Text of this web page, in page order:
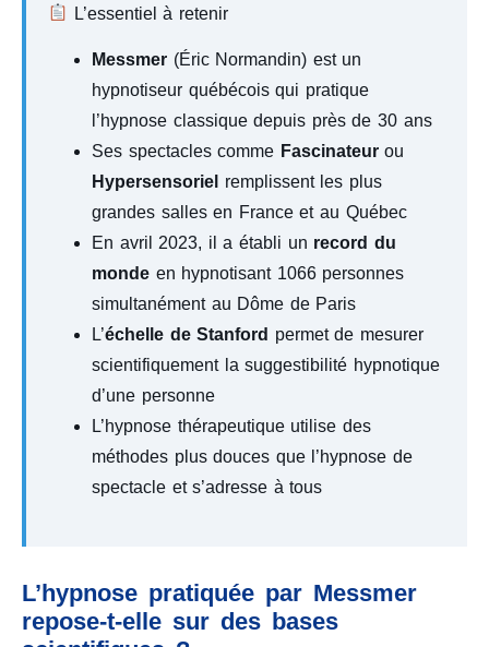
L’essentiel à retenir
Messmer (Éric Normandin) est un
hypnotiseur québécois qui pratique
l’hypnose classique depuis près de 30 ans
Ses spectacles comme Fascinateurou
Hypersensoriel
remplissent les plus
grandes salles en France et au Québec
En avril 2023, il a établi un record du
monde en hypnotisant 1066 personnes
simultanément au Dôme de Paris
L’échelle de Stanford permet de mesurer
scientifiquement la suggestibilité hypnotique
d’une personne
L’hypnose thérapeutique utilise des
méthodes plus douces que l’hypnose de
spectacle et s’adresse à tous
L’hypnose pratiquée par Messmer
repose-t-elle sur des bases